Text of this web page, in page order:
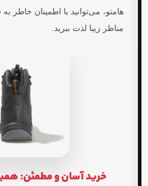
هامتو، می‌توانید با اطمینان خاطر به
مناظر زیبا لذت ببرید.
خرید آسان و مطمئن: